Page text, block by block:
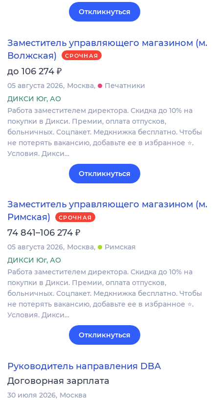
Откликнуться
Заместитель управляющего магазином (м.
Волжская)
СРОЧНАЯ
до 106 274 ₽
05 августа 2026 Москва
Печатники
ДИКСИ Юг, АО
Работа заместителем директора. Скидка до 10% на
покупки в Дикси. Премии, оплата отпусков,
больничных. Соцпакет. Медкнижка бесплатно. Чтобы
не потерять вакансию, добавьте ее в избранное ⭐.
Условия. Дикси…
Откликнуться
Заместитель управляющего магазином (м.
Римская)
СРОЧНАЯ
74 841–106 274 ₽
05 августа 2026 Москва
Римская
ДИКСИ Юг, АО
Работа заместителем директора. Скидка до 10% на
покупки в Дикси. Премии, оплата отпусков,
больничных. Соцпакет. Медкнижка бесплатно. Чтобы
не потерять вакансию, добавьте ее в избранное ⭐.
Условия. Дикси…
Откликнуться
Руководитель направления DBA
Договорная зарплата
30 июля 2026 Москва